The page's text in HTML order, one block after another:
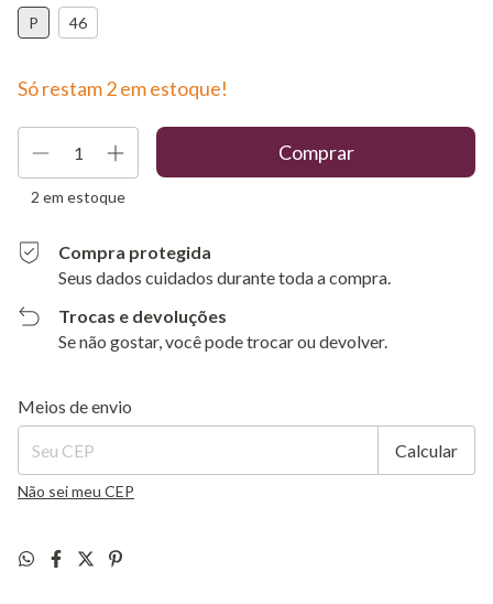
P 46
Só restam2em estoque!
2 em estoque
Compra protegida
Seus dados cuidados durante toda a compra.
Trocas e devoluções
Se não gostar, você pode trocar ou devolver.
Entregas para o CEP:
Meios de envio
Calcular
Não sei meu CEP